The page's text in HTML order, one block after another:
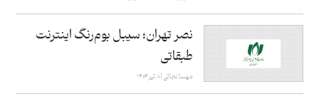
نصر تهران؛ سیبل بوم‌رنگ اینترنت
طبقاتی
مهسا نجاتی ۸ تیر ۱۴۰۴